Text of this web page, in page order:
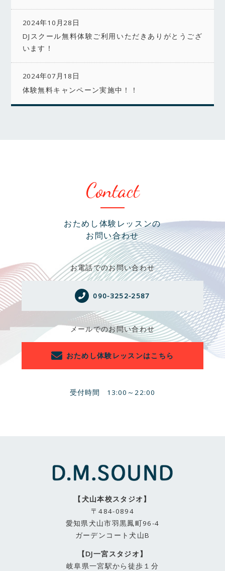
2024年10月28日
DJスクール無料体験ご利用いただきありがとうござ
います！
2024年07月18日
体験無料キャンペーン実施中！！
Contact
おためし体験レッスンの
お問い合わせ
お電話でのお問い合わせ
090-3252-2587
メールでのお問い合わせ
おためし体験レッスンはこちら
受付時間 13:00～22:00
【犬山本校スタジオ】
〒484-0894
愛知県犬山市羽黒鳳町96-4
ガーデンコート犬山B
【DJ一宮スタジオ】
岐阜県一宮駅から徒歩１分